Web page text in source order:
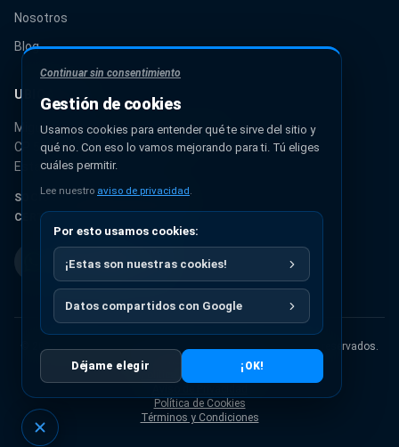
Nosotros
Blog
UBICACIÓN
Miguel Hidalgo 131, Urbana Ixhuatepec
CP 55349, Ecatepec de Morelos
Estado de México, México
SOCIO AUTORIZADO PANTONE®
CERTIFICACIÓN ISO 9001:2015
© 2026 Pigmentos Químicos S.A. de C.V.Todos los derechos reservados.
Diseñado por
Artisma
Política de Devoluciones
Política de Cookies
Términos y Condiciones
Continuar sin consentimiento
Gestión de cookies
Usamos cookies para entender qué te sirve del sitio y
qué no. Con eso lo vamos mejorando para ti. Tú eliges
cuáles permitir.
Lee nuestro aviso de privacidad.
Por esto usamos cookies:
¡Estas son nuestras cookies!
Datos compartidos con Google
Déjame elegir ¡OK!